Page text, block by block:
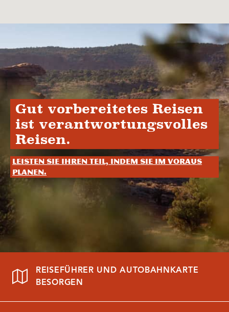
Gut vorbereitetes Reisen
ist verantwortungsvolles
Reisen.
Leisten Sie Ihren Teil, indem Sie im Voraus
planen.
REISEFÜHRER UND AUTOBAHNKARTE
BESORGEN